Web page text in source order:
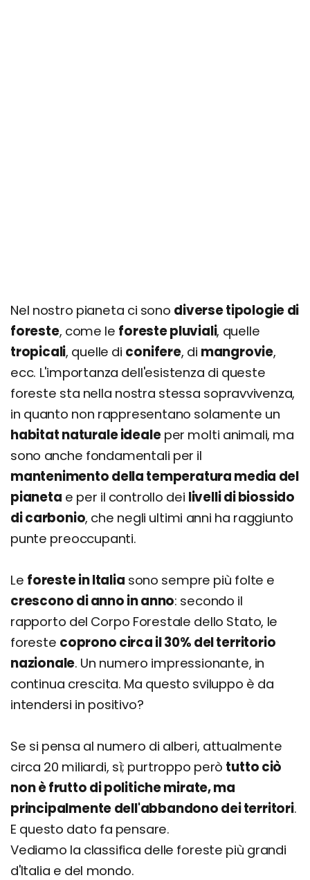
Nel nostro pianeta ci sono diverse tipologie di
foreste, come le foreste pluviali, quelle
tropicali, quelle di conifere, di mangrovie,
ecc. L'importanza dell'esistenza di queste
foreste sta nella nostra stessa sopravvivenza,
in quanto non rappresentano solamente un
habitat naturale idealeper molti animali, ma
sono anche fondamentali per il
mantenimento della temperatura media del
pianeta e per il controllo dei livelli di biossido
di carbonio, che negli ultimi anni ha raggiunto
punte preoccupanti.
Le foreste in Italia sono sempre più folte e
crescono di anno in anno: secondo il
rapporto del Corpo Forestale dello Stato, le
foreste coprono circa il 30% del territorio
nazionale. Un numero impressionante, in
continua crescita. Ma questo sviluppo è da
intendersi in positivo?
Se si pensa al numero di alberi, attualmente
circa 20 miliardi, sì; purtroppo però tutto ciò
non è frutto di politiche mirate, ma
principalmente dell'abbandono dei territori.
E questo dato fa pensare.
Vediamo la classifica delle foreste più grandi
d'Italia e del mondo.